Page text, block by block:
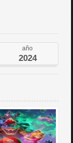
año
2024